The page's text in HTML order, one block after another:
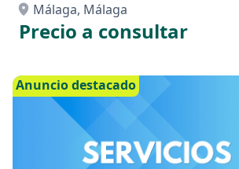
Málaga, Málaga
Precio a consultar
Anuncio destacado